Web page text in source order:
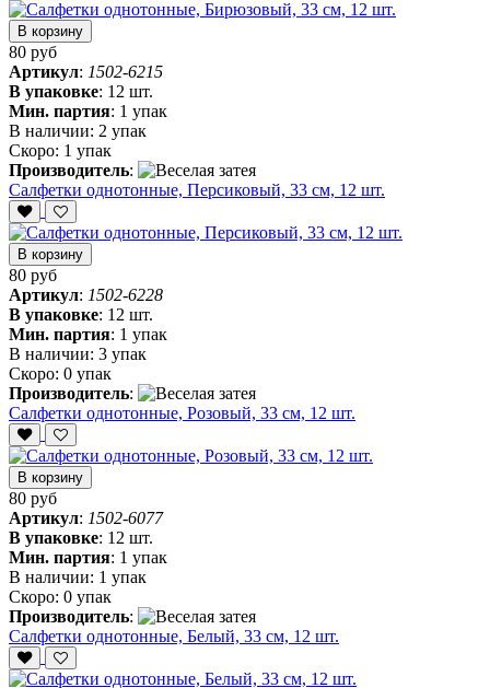
В корзину
80 руб
Артикул: 1502-6215
В упаковке: 12 шт.
Мин. партия: 1 упак
В наличии: 2 упак
Скоро: 1 упак
Производитель:
Салфетки однотонные, Персиковый, 33 см, 12 шт.
В корзину
80 руб
Артикул: 1502-6228
В упаковке: 12 шт.
Мин. партия: 1 упак
В наличии: 3 упак
Скоро: 0 упак
Производитель:
Салфетки однотонные, Розовый, 33 см, 12 шт.
В корзину
80 руб
Артикул: 1502-6077
В упаковке: 12 шт.
Мин. партия: 1 упак
В наличии: 1 упак
Скоро: 0 упак
Производитель:
Салфетки однотонные, Белый, 33 см, 12 шт.